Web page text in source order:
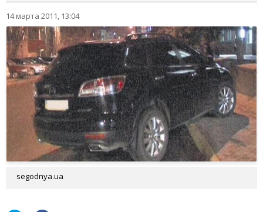
14 марта 2011, 13:04
segodnya.ua